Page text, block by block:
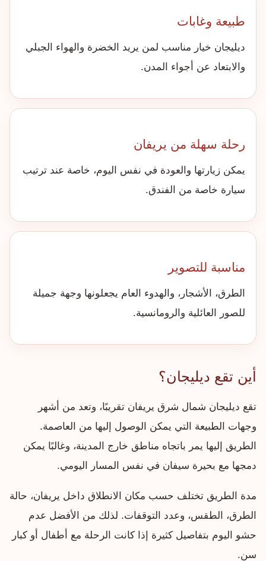
طبيعة وغابات
ديليجان خيار مناسب لمن يريد الخضرة والهواء الجبلي
والابتعاد عن أجواء المدن.
رحلة سهلة من يريفان
يمكن زيارتها والعودة في نفس اليوم، خاصة عند ترتيب
سيارة خاصة من الفندق.
مناسبة للتصوير
الطرق، الأشجار، والهدوء العام يجعلونها وجهة جميلة
للصور العائلية والرومانسية.
أين تقع ديليجان؟
تقع ديليجان شمال شرق يريفان تقريبًا، وتعد من أشهر
وجهات الطبيعة التي يمكن الوصول إليها من العاصمة.
الطريق إليها يمر باتجاه مناطق خارج المدينة، وغالبًا يمكن
دمجها مع بحيرة سيفان في نفس المسار اليومي.
مدة الطريق تختلف حسب مكان الانطلاق داخل يريفان، حالة
الطرق، الطقس، وعدد التوقفات. لذلك من الأفضل عدم
حشو اليوم بتفاصيل كثيرة إذا كانت الرحلة مع أطفال أو كبار
سن.